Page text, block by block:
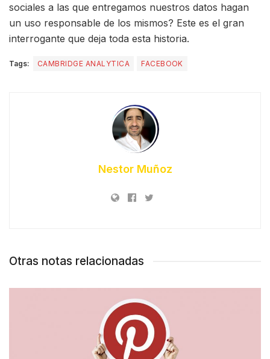
sociales a las que entregamos nuestros datos hagan
un uso responsable de los mismos? Este es el gran
interrogante que deja toda esta historia.
Tags: CAMBRIDGE ANALYTICA FACEBOOK
Nestor Muñoz
Otras notas relacionadas